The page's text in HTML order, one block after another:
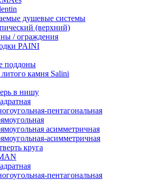
душевые системы
(верхний)
/ ограждения
PAINI
поддоны
камня Salini
в нишу
пентагональная
асимметричная
асимметричная
круга
пентагональная